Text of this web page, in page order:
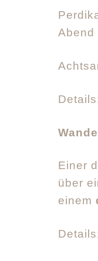
Abend
Einer
über
einem